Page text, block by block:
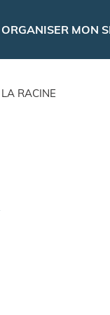
ORGANISER MON
LA RACINE